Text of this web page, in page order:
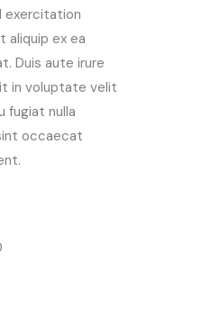
exercitation
aliquip ex ea
Duis aute irure
in voluptate velit
fugiat nulla
occaecat